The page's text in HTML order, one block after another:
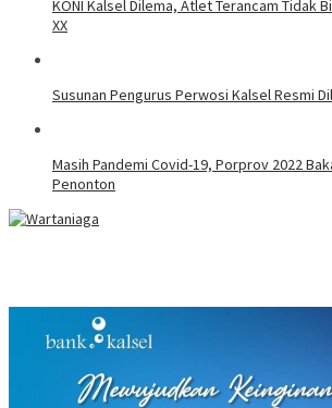
KONI Kalsel Dilema, Atlet Terancam Tidak
XX
Susunan Pengurus Perwosi Kalsel Resmi
Masih Pandemi Covid-19, Porprov 2022
Penonton